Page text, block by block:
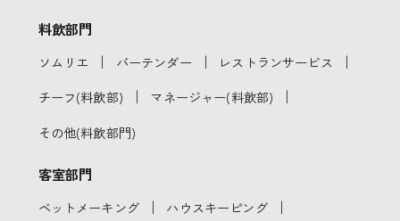
料飲部門
ソムリエ ｜ バーテンダー ｜ レストランサービス ｜
チーフ(料飲部) ｜ マネージャー(料飲部) ｜
その他(料飲部門)
客室部門
ベットメーキング ｜ ハウスキーピング ｜